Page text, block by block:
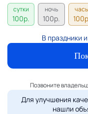
сутки
100р.
ночь
100р. 100
В праздники
Позвоните
Для улучшения
нашли